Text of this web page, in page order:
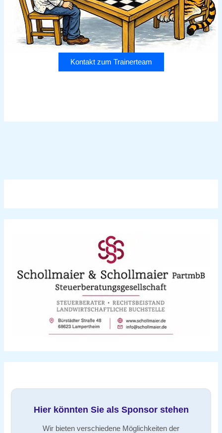
Kontakt zum Trainerteam
Hier könnten Sie als Sponsor stehen
Wir bieten verschiedene Möglichkeiten der